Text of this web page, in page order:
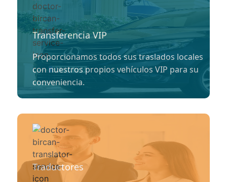
Transferencia VIP
Proporcionamos todos sus traslados locales
con nuestros propios vehículos VIP para su
conveniencia.
Traductores